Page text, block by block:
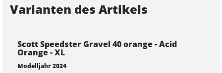
Varianten des Artikels
Scott Speedster Gravel 40 orange - Acid
Orange - XL
Modelljahr 2024